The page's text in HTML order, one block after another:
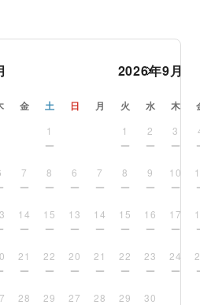
金 土
1
7 8
14 15
21 22
28 29
2026年9月
日 月 火 水 木
1 2 3
6 7 8 9 10
13 14 15 16 17
20 21 22 23 24
27 28 29 30